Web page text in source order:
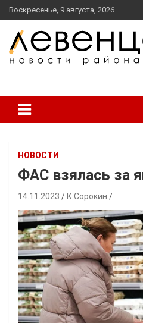
перейти
к
содержанию
Воскресенье, 9 августа, 2026
НОВОСТИ
ФАС взялась за
14.11.2023 К.Сорокин